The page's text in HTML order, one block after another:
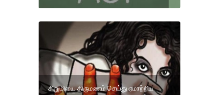
சிறுமியை திருமணம் செய்து ஏமாற்றிய